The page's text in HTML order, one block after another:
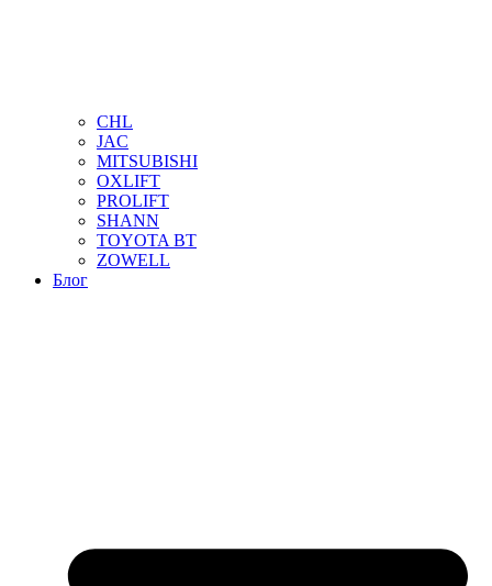
CHL
JAC
MITSUBISHI
OXLIFT
PROLIFT
SHANN
TOYOTA BT
ZOWELL
Блог